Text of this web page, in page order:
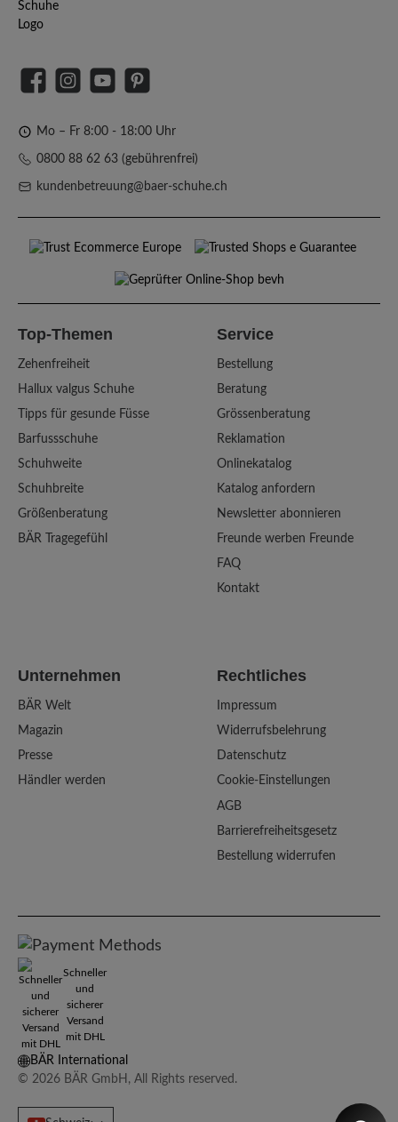
FacebookInstagramYouTubePinterest
Mo – Fr 8:00 - 18:00 Uhr
0800 88 62 63 (gebührenfrei)
kundenbetreuung@baer-schuhe.ch
Top-Themen
Zehenfreiheit
Hallux valgus Schuhe
Tipps für gesunde Füsse
Barfussschuhe
Schuhweite
Schuhbreite
Größenberatung
BÄR Tragegefühl
Service
Bestellung
Beratung
Grössenberatung
Reklamation
Onlinekatalog
Katalog anfordern
Newsletter abonnieren
Freunde werben Freunde
FAQ
Kontakt
Unternehmen
BÄR Welt
Magazin
Presse
Händler werden
Rechtliches
Impressum
Widerrufsbelehrung
Datenschutz
Cookie-Einstellungen
AGB
Barrierefreiheitsgesetz
Bestellung widerrufen
Schneller
und
sicherer
Versand
mit DHL
BÄR International
© 2026 BÄR GmbH, All Rights reserved.